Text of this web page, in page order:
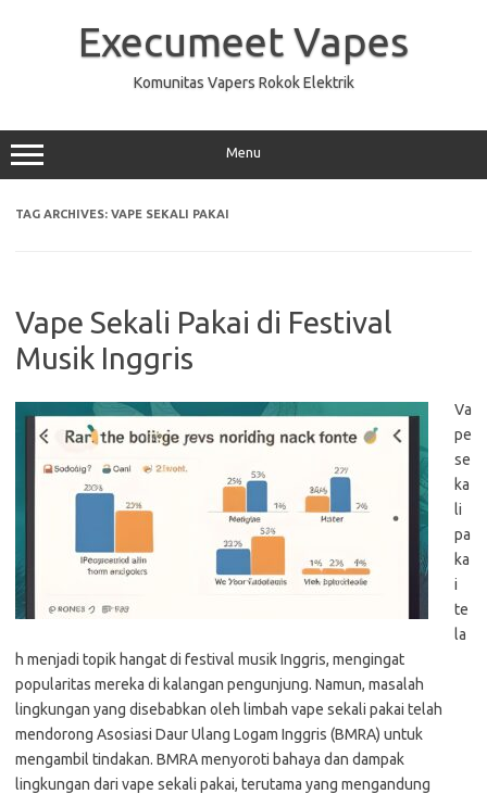
Execumeet Vapes
Komunitas Vapers Rokok Elektrik
Menu
TAG ARCHIVES: VAPE SEKALI PAKAI
Vape Sekali Pakai di Festival
Musik Inggris
Va
pe
se
ka
li
pa
ka
i
te
la
h menjadi topik hangat di festival musik Inggris, mengingat
popularitas mereka di kalangan pengunjung. Namun, masalah
lingkungan yang disebabkan oleh limbah vape sekali pakai telah
mendorong Asosiasi Daur Ulang Logam Inggris (BMRA) untuk
mengambil tindakan. BMRA menyoroti bahaya dan dampak
lingkungan dari vape sekali pakai, terutama yang mengandung